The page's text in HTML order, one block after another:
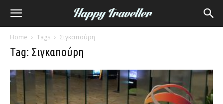
Home Tags Σιγκαπούρη
Tag: Σιγκαπούρη